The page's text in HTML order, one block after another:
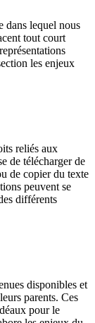
dans lequel nous
tout court
les enjeux
reliés aux
de télécharger de
de copier du texte
peuvent se
différents
disponibles et
parents. Ces
pour le